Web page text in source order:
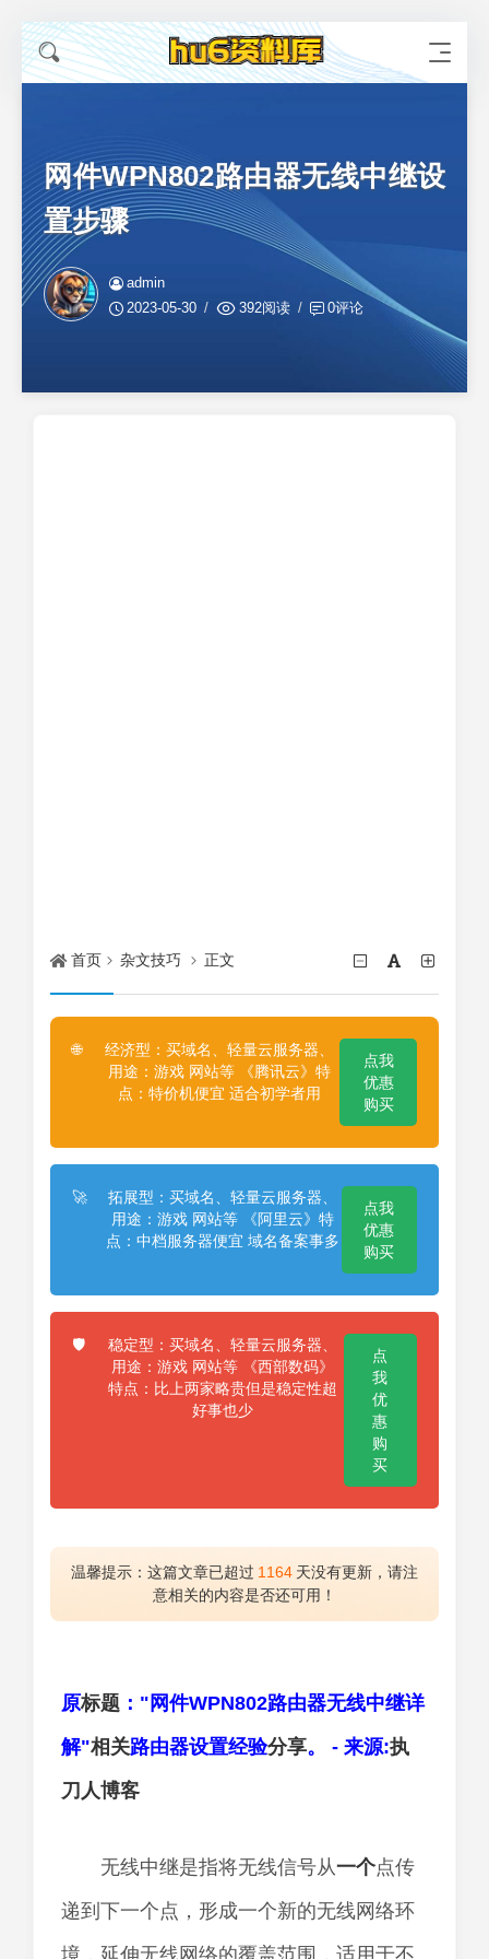
网件WPN802路由器无线中继设
置步骤
admin
2023-05-30
392阅读 0评论
首页 杂文技巧 正文
🌐
经济型：买域名、轻量云服务器、
用途：游戏 网站等 《腾讯云》特
点：特价机便宜 适合初学者用
点我
优惠
购买
🚀
拓展型：买域名、轻量云服务器、
用途：游戏 网站等 《阿里云》特
点：中档服务器便宜 域名备案事多
点我
优惠
购买
🛡️
稳定型：买域名、轻量云服务器、
用途：游戏 网站等 《西部数码》
特点：比上两家略贵但是稳定性超
好事也少
点
我
优
惠
购
买
温馨提示：这篇文章已超过 1164 天没有更新，请注
意相关的内容是否还可用！
原标题 ："网件WPN802路由器无线中继详
解"相关路由器设置经验分享。 - 来源:执
刀人博客
无线中继是指将无线信号从一个点传
递到下一个点，形成一个新的无线网络环